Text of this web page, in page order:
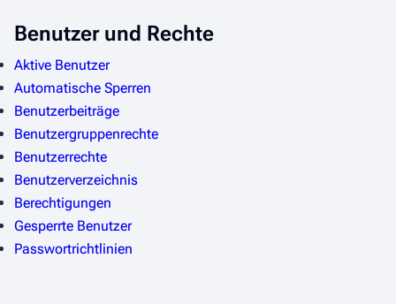
Benutzer und Rechte
Aktive Benutzer
Automatische Sperren
Benutzerbeiträge
Benutzergruppenrechte
Benutzerrechte
Benutzerverzeichnis
Berechtigungen
Gesperrte Benutzer
Passwortrichtlinien